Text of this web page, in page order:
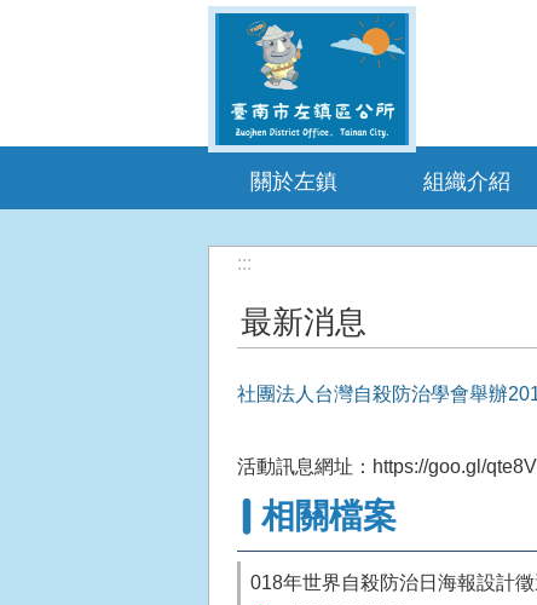
關於左鎮 組織介紹
:::
最新消息
社團法人台灣自殺防治學會舉辦
活動訊息網址： https://goo.gl/
相關檔案
018年世界自殺防治日海報設計